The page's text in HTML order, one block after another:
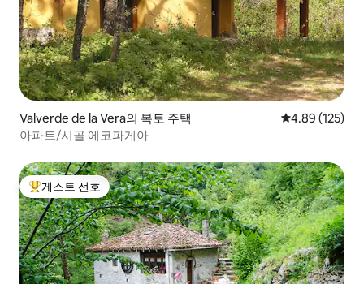
Valverde de la Vera의 복토 주택 평점 4.89점(5
4.89 (125)
아파트/시골 에코파게아
상위 게스트 선호
게스트 선호